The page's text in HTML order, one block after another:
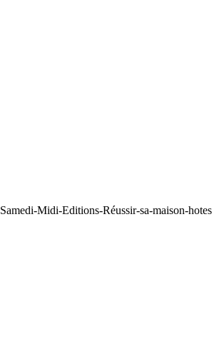
Samedi-Midi-Editions-Réussir-sa-maison-hotes